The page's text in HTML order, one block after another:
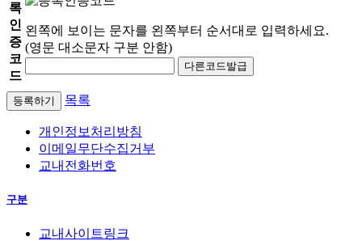
록
인
증
코
드
왼쪽에 보이는 문자를 왼쪽부터 순서대로 입력하세요.
(영문 대소문자 구분 안함)
다른코드발급
등록하기 목록
개인정보처리방침
이메일무단수집거부
교내전화번호
구분
교내사이트링크